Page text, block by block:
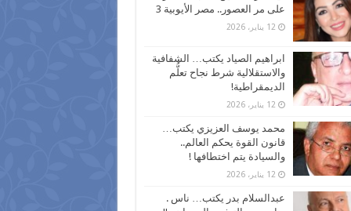
على مر العصور.. مصر الأيوبية 3
12 يناير، 2026
ابراهيم الصياد يكتب… الشفافية
والاستقلالية شرط نجاح تعلُّم
الديمقراطية!
12 يناير، 2026
محمد يوسف العزيزي يكتب…
قانون القوة يحكم العالم..
والسيادة يتم اختطافها !
12 يناير، 2026
عبدالسلام بدر يكتب… ناس .